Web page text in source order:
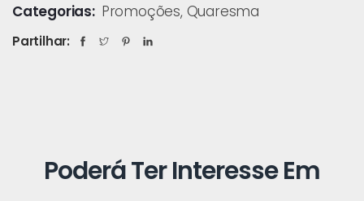
Categorias: Promoções, Quaresma
Partilhar:
Poderá Ter Interesse Em